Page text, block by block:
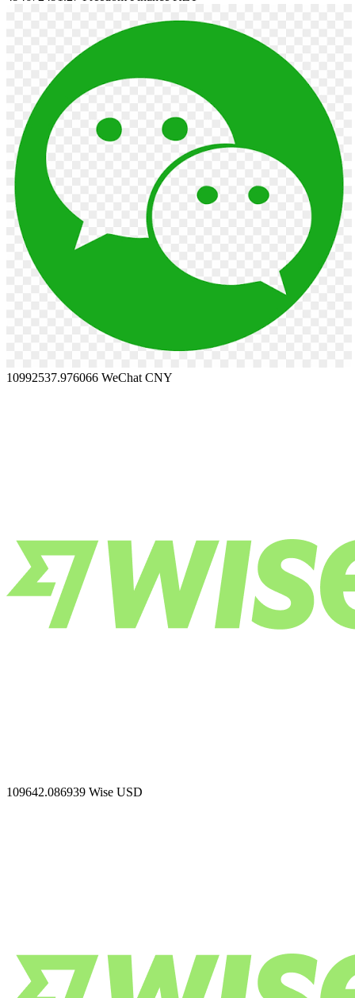
10992537.976066 WeChat CNY
109642.086939 Wise USD